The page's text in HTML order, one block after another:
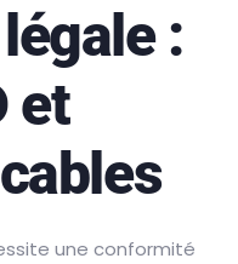
:
et
une conformité